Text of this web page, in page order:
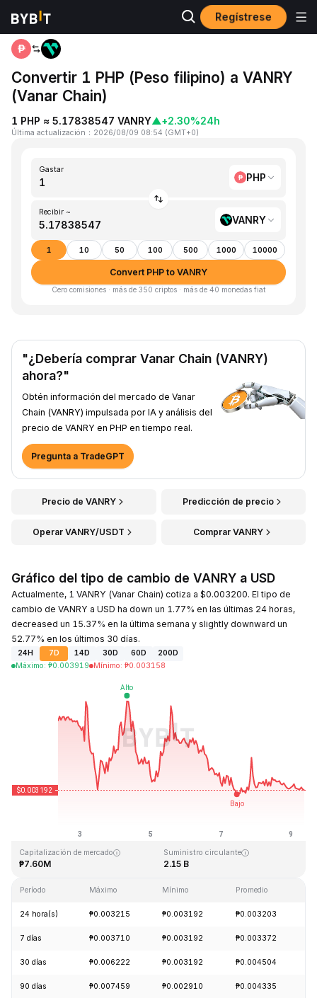
Regístrese
Inicio PHP to VANRY
Convertir 1 PHP (Peso filipino) a VANRY
(Vanar Chain)
1 PHP ≈ 5.17838547 VANRY▲+2.30%24h
Última actualización ： 2026/08/09 08:54 (GMT+0)
Gastar
PHP
Recibir ~
VANRY
1 10 50 100 500 1000 10000
Convert PHP to VANRY
Cero comisiones · más de 350 criptos · más de 40 monedas fiat
"¿Debería comprar Vanar Chain (VANRY)
ahora?"
Obtén información del mercado de Vanar
Chain (VANRY) impulsada por IA y análisis del
precio de VANRY en PHP en tiempo real.
Pregunta a TradeGPT
Precio de VANRY Predicción de precio
Operar VANRY/USDT Comprar VANRY
Gráfico del tipo de cambio de VANRY a USD
Actualmente, 1 VANRY (Vanar Chain) cotiza a $0.003200. El tipo de
cambio de VANRY a USD ha down un 1.77% en las últimas 24 horas,
decreased un 15.37% en la última semana y slightly downward un
52.77% en los últimos 30 días.
24H 7D 14D 30D 60D
200D
Máximo: ₱0.003919 Mínimo: ₱0.003158
Capitalización de mercado
₱7.60M
Suministro circulante
2.15 B
Período Máximo Mínimo Promedio
24 hora(s) ₱0.003215 ₱0.003192 ₱0.003203
7 días ₱0.003710 ₱0.003192 ₱0.003372
30 días ₱0.006222 ₱0.003192 ₱0.004504
90 días ₱0.007459 ₱0.002910 ₱0.004335